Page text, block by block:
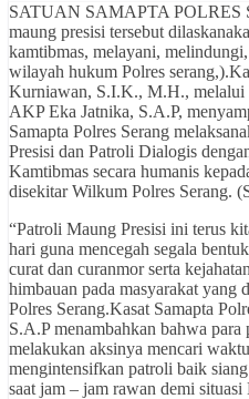
SATUAN SAMAPTA POLRES
maung presisi tersebut
kamtibmas, melayani,
wilayah hukum Polres
Kurniawan, S.I.K., M.H., melalui
AKP Eka Jatnika, S.A.P,
Samapta Polres Serang
Presisi dan Patroli Dialogis
Kamtibmas secara humanis
disekitar Wilkum Polres Serang.
“Patroli Maung Presisi ini terus
hari guna mencegah segala
curat dan curanmor serta
himbauan pada masyarakat yang
Polres Serang.Kasat Samapta
S.A.P menambahkan bahwa para
melakukan aksinya mencari
mengintensifkan patroli baik
saat jam – jam rawan demi